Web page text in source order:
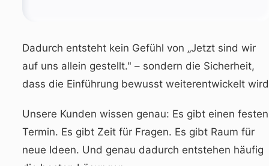
Dadurch entsteht kein Gefühl von „Jetzt sind wir
auf uns allein gestellt." – sondern die Sicherheit,
dass die Einführung bewusst weiterentwickelt
Unsere Kunden wissen genau: Es gibt einen festen
Termin. Es gibt Zeit für Fragen. Es gibt Raum für
neue Ideen. Und genau dadurch entstehen häufig